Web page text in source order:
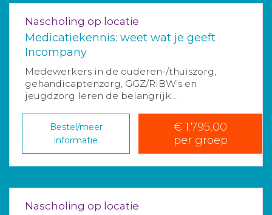
Nascholing op locatie
Medicatiekennis: weet wat je geeft
Incompany
Medewerkers in de ouderen-/thuiszorg,
gehandicaptenzorg, GGZ/RIBW's en
jeugdzorg leren de belangrijk...
Bestel/meer
informatie
€ 1.795,00
per groep
Nascholing op locatie